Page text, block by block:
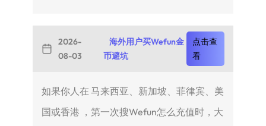
2026-
08-03
海外用户买Wefun金
币避坑
点击查
看
如果你人在 马来西亚、新加坡、菲律宾、美
国或香港 ，第一次搜Wefun怎么充值时，大